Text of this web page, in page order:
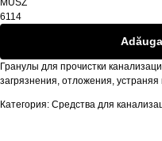
6114
Гранулы для прочистки
загрязнения, отложения,
Категория: Средства для